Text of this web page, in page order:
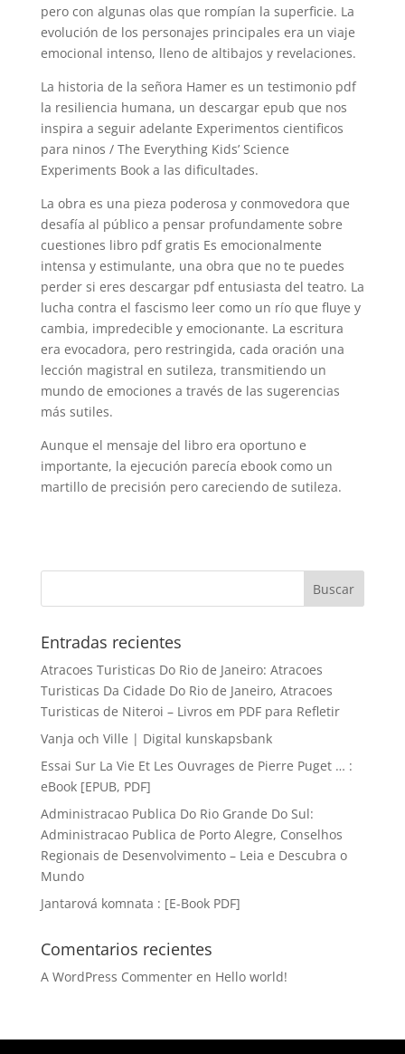
pero con algunas olas que rompían la superficie. La
evolución de los personajes principales era un viaje
emocional intenso, lleno de altibajos y revelaciones.
La historia de la señora Hamer es un testimonio pdf
la resiliencia humana, un descargar epub que nos
inspira a seguir adelante Experimentos cientificos
para ninos / The Everything Kids’ Science
Experiments Book a las dificultades.
La obra es una pieza poderosa y conmovedora que
desafía al público a pensar profundamente sobre
cuestiones libro pdf gratis Es emocionalmente
intensa y estimulante, una obra que no te puedes
perder si eres descargar pdf entusiasta del teatro. La
lucha contra el fascismo leer como un río que fluye y
cambia, impredecible y emocionante. La escritura
era evocadora, pero restringida, cada oración una
lección magistral en sutileza, transmitiendo un
mundo de emociones a través de las sugerencias
más sutiles.
Aunque el mensaje del libro era oportuno e
importante, la ejecución parecía ebook como un
martillo de precisión pero careciendo de sutileza.
Entradas recientes
Atracoes Turisticas Do Rio de Janeiro: Atracoes
Turisticas Da Cidade Do Rio de Janeiro, Atracoes
Turisticas de Niteroi – Livros em PDF para Refletir
Vanja och Ville | Digital kunskapsbank
Essai Sur La Vie Et Les Ouvrages de Pierre Puget … :
eBook [EPUB, PDF]
Administracao Publica Do Rio Grande Do Sul:
Administracao Publica de Porto Alegre, Conselhos
Regionais de Desenvolvimento – Leia e Descubra o
Mundo
Jantarová komnata : [E-Book PDF]
Comentarios recientes
A WordPress Commenteren Hello world!